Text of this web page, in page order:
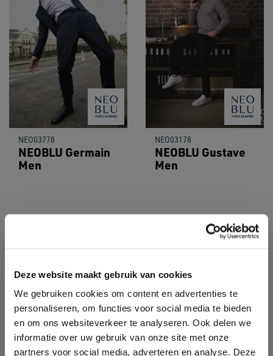
Deze website maakt gebruik van cookies
We gebruiken cookies om content en advertenties te
personaliseren, om functies voor social media te bieden
en om ons websiteverkeer te analyseren. Ook delen we
informatie over uw gebruik van onze site met onze
partners voor social media, adverteren en analyse. Deze
NEO03778
NEOBLU Germain
Men
NEO03178
NEOBLU Gustave
Men